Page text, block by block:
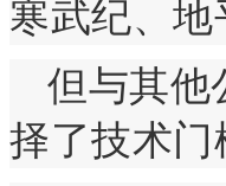
寒武纪、
但与其他
择了技术